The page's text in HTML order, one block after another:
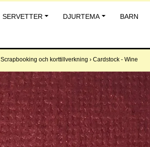
SERVETTER DJURTEMA BARN
Scrapbooking och korttillverkning › Cardstock - Wine